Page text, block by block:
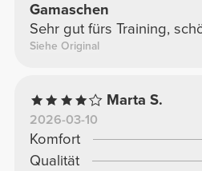
Gamaschen
Sehr gut fürs Training,
Siehe Original
Marta S.
2026-03-10
Komfort
Qualität